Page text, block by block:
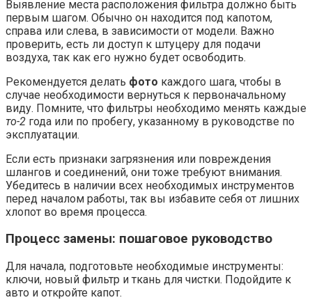
Выявление места расположения фильтра должно быть
первым шагом. Обычно он находится под капотом,
справа или слева, в зависимости от модели. Важно
проверить, есть ли доступ к штуцеру для подачи
воздуха, так как его нужно будет освободить.
Рекомендуется делать фото каждого шага, чтобы в
случае необходимости вернуться к первоначальному
виду. Помните, что фильтры необходимо менять каждые
то-2 года или по пробегу, указанному в руководстве по
эксплуатации.
Если есть признаки загрязнения или повреждения
шлангов и соединений, они тоже требуют внимания.
Убедитесь в наличии всех необходимых инструментов
перед началом работы, так вы избавите себя от лишних
хлопот во время процесса.
Процесс замены: пошаговое руководство
Для начала, подготовьте необходимые инструменты:
ключи, новый фильтр и ткань для чистки. Подойдите к
авто и откройте капот.